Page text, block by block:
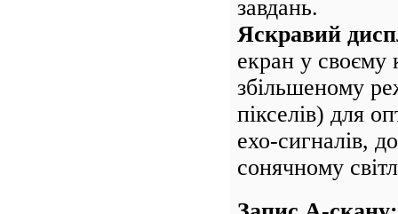
завдань.
Яскравий
екран у своєму
збільшеному
пікселів) для
ехо-сигналів,
сонячному